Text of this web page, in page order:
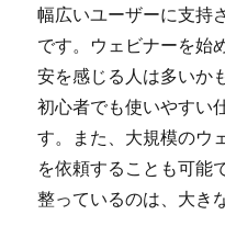
幅広いユーザーに支持
です。ウェビナーを始
安を感じる人は多いか
初心者でも使いやすい
す。また、大規模のウ
を依頼することも可能
整っているのは、大き